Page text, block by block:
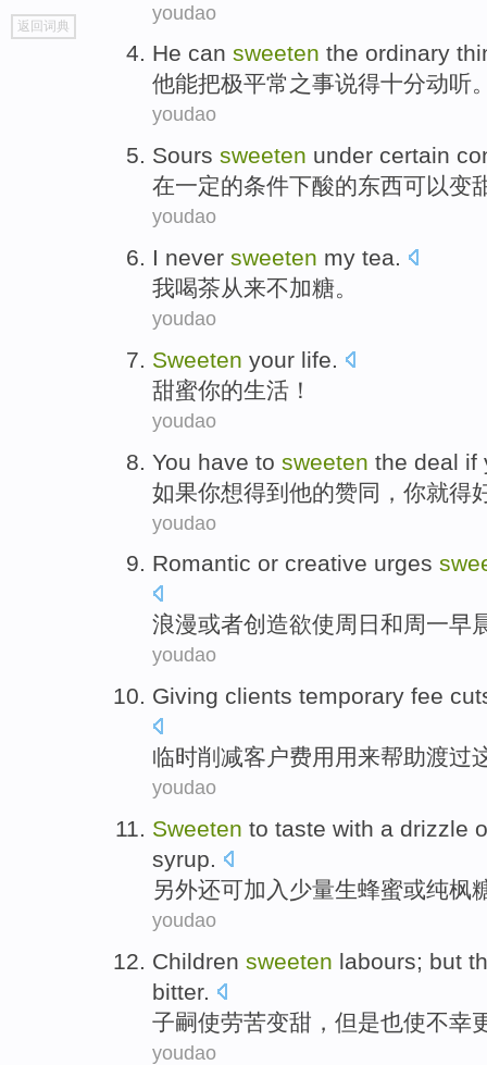
go
top
返回词典
youdao
He can sweeten the ordinary
他能把极平常 之事说得十分动听
youdao
Sours sweeten under certain
在一定的条件下酸的东西可以变
youdao
I never sweeten my tea.
我喝茶从来不加糖。
youdao
Sweeten your life.
甜蜜你的生活 ！
youdao
You have to sweeten the deal if
如果你想得到 他的赞同 ，你就得
youdao
Romantic or creative urges
浪漫或者创造欲使周日 和周一早
youdao
Giving clients temporary fee
临时削减客户费用 用来帮助渡过
youdao
Sweeten to taste with a drizzle
syrup.
另外还可加入少量生蜂蜜或纯枫
youdao
Children sweeten labours; but
bitter.
子嗣使劳苦变甜， 但是也使不幸
youdao